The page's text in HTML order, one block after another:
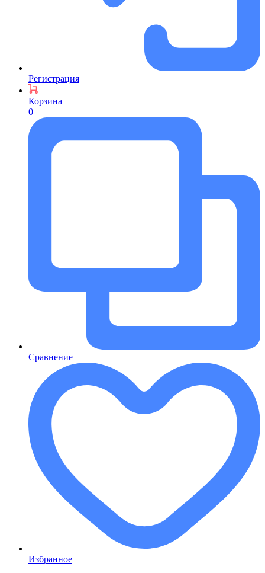
Регистрация
Корзина
0
Сравнение
Избранное